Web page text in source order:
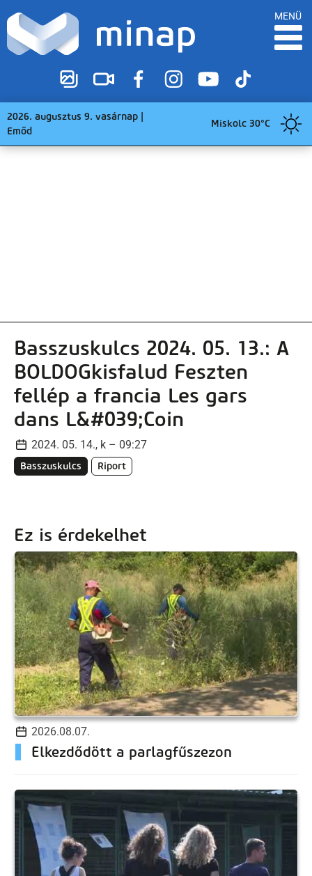
MENÜ
2026. augusztus 9. vasárnap |
Emőd
Miskolc 30°C
Basszuskulcs 2024. 05. 13.: A
BOLDOGkisfalud Feszten
fellép a francia Les gars
dans L&#039;Coin
2024. 05. 14., k – 09:27
Basszuskulcs Riport
Ez is érdekelhet
2026.08.07.
Elkezdődött a parlagfűszezon